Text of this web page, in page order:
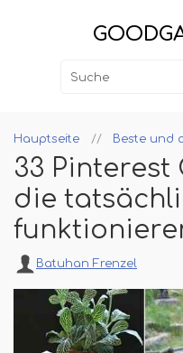
Hauptseite Beste und
33 Pinterest
die
Batuhan Frenzel